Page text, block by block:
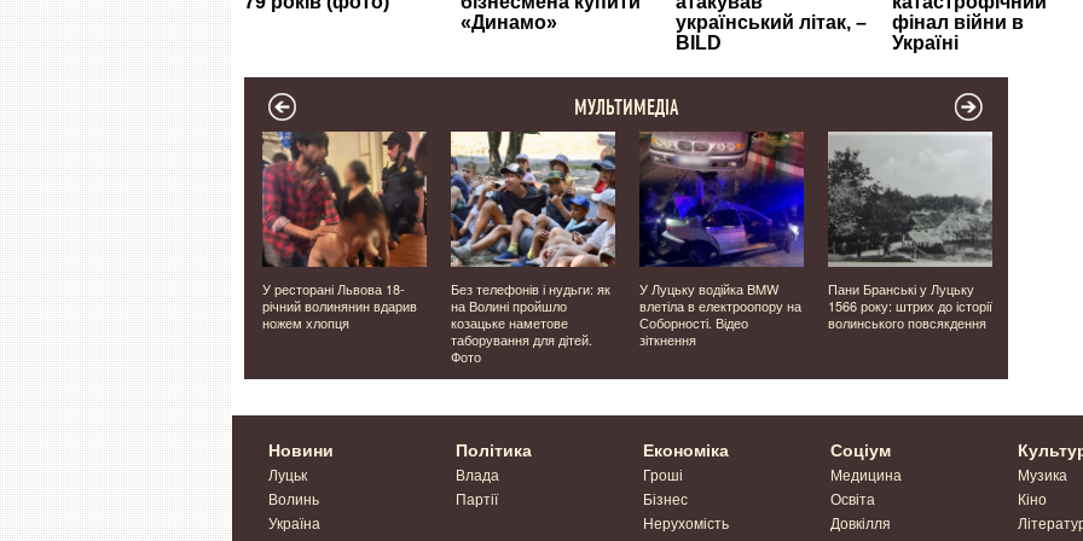
МУЛЬТИМЕДІА
в
Ховалась під землею
понад 1600 років: в
Британії знайшли
унікальну римську віллу
У ресторані Львова 18-
річний волинянин вдарив
ножем хлопця
Без телефонів і нудьги: як
на Волині пройшло
козацьке наметове
таборування для дітей.
Фото
У Луцьку водійка BMW
влетіла в електроопору на
Соборності. Відео
зіткнення
Пани Бранські у Луцьку
1566 року: штрих до історії
волинського повсякдення
Новини
Луцьк
Волинь
Україна
Політика
Влада
Партії
Економіка
Гроші
Бізнес
Нерухомість
Соціум
Медицина
Освіта
Довкілля
Музика
Кіно